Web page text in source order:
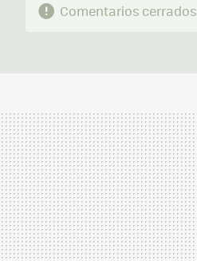
Comentarios cerrados